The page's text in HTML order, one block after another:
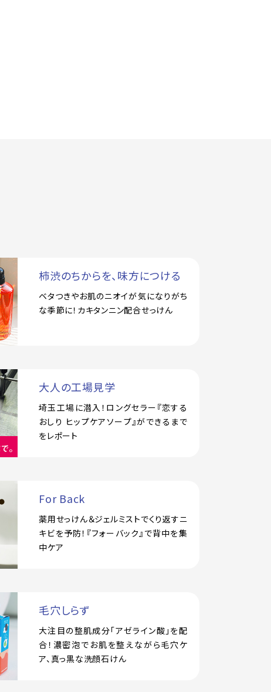
柿渋のちからを、味方につける
ベタつきやお肌のニオイが気になりがち
な季節に！カキタンニン配合せっけん
大人の工場見学
埼玉工場に潜入！ロングセラー『恋する
おしり ヒップケアソープ』ができるまで
をレポート
For Back
薬用せっけん＆ジェルミストでくり返すニ
キビを予防！『フォーバック』で背中を集
中ケア
毛穴しらず
大注目の整肌成分「アゼライン酸」を配
合！濃密泡でお肌を整えながら毛穴ケ
ア、真っ黒な洗顔石けん